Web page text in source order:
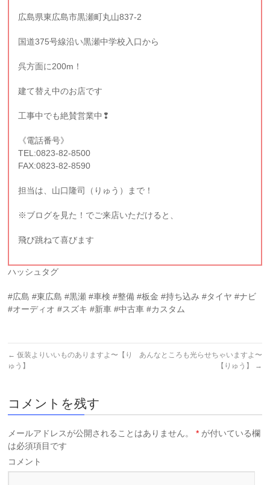
広島県東広島市黒瀬町丸山837-2
国道375号線沿い黒瀬中学校入口から
呉方面に200m！
建て替え中のお店です
工事中でも絶賛営業中❢
《電話番号》
TEL:0823-82-8500
FAX:0823-82-8590
担当は、山口隆司（りゅう）まで！
※ブログを見た！でご来店いただけると、
飛び跳ねて喜びます
ハッシュタグ
#広島 #東広島 #黒瀬 #車検 #整備 #板金 #持ち込み #タイヤ #ナビ
#オーディオ #スズキ #新車 #中古車 #カスタム
← 仮装よりいいものありますよ〜【り
ゅう】
あんなところも光らせちゃいますよ〜
【りゅう】
→
コメントを残す
メールアドレスが公開されることはありません。 * が付いている欄
は必須項目です
コメント